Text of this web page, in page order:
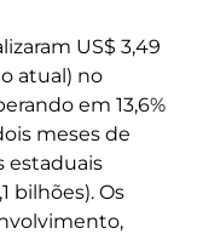
US$ 3,49
atual) no
em 13,6%
meses de
estaduais
bilhões). Os